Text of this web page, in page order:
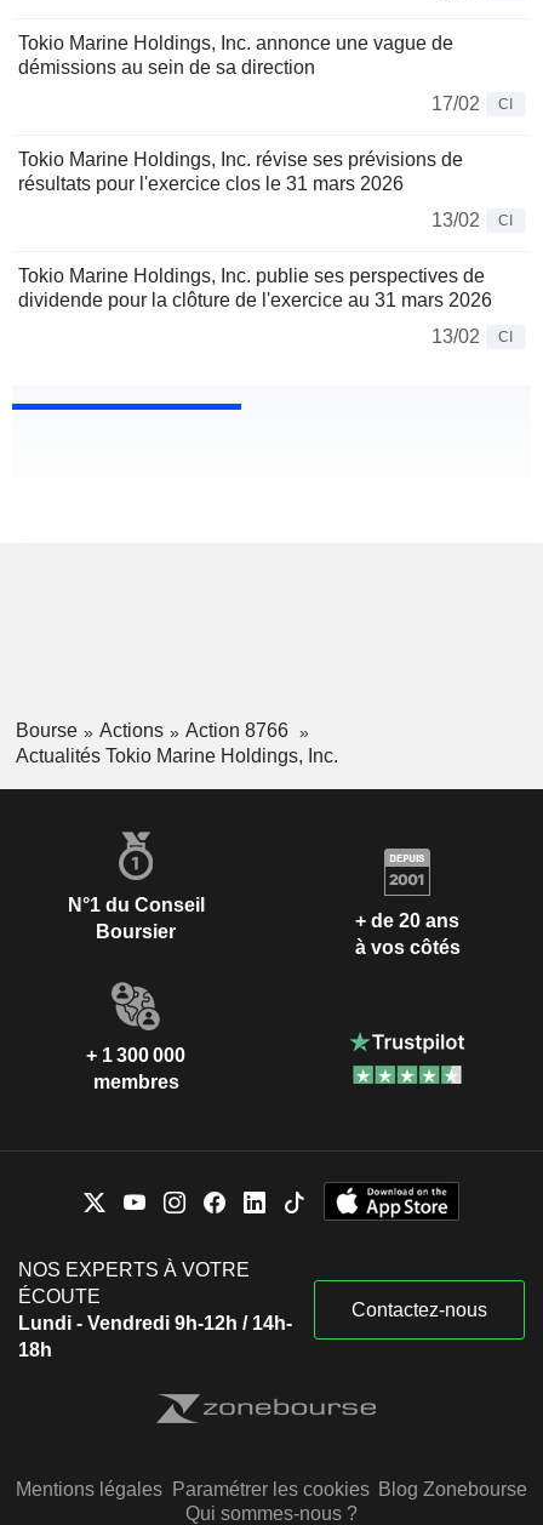
Tokio Marine Holdings, Inc. annonce une vague de
démissions au sein de sa direction
17/02
CI
Tokio Marine Holdings, Inc. révise ses prévisions de
résultats pour l'exercice clos le 31 mars 2026
13/02
CI
Tokio Marine Holdings, Inc. publie ses perspectives de
dividende pour la clôture de l'exercice au 31 mars 2026
13/02
CI
Bourse Actions
Action 8766
Actualités Tokio Marine Holdings, Inc.
N°1 du Conseil
Boursier
+ de 20 ans
à vos côtés
+ 1 300 000
membres
NOS EXPERTS À VOTRE
ÉCOUTE
Lundi - Vendredi 9h-12h / 14h-
18h
Contactez-nous
Mentions légales Paramétrer les cookies Blog Zonebourse
Qui sommes-nous ?